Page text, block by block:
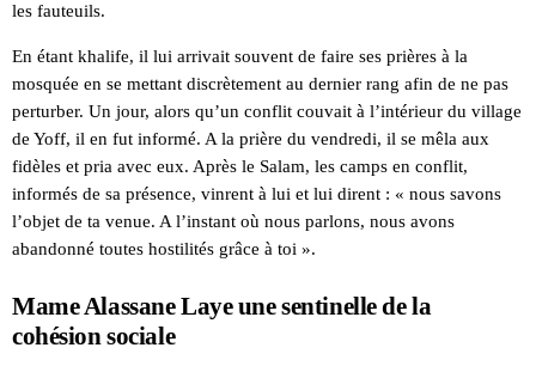
les fauteuils.
En étant khalife, il lui arrivait souvent de faire ses prières à la
mosquée en se mettant discrètement au dernier rang afin de ne pas
perturber. Un jour, alors qu’un conflit couvait à l’intérieur du village
de Yoff, il en fut informé. A la prière du vendredi, il se mêla aux
fidèles et pria avec eux. Après le Salam, les camps en conflit,
informés de sa présence, vinrent à lui et lui dirent : « nous savons
l’objet de ta venue. A l’instant où nous parlons, nous avons
abandonné toutes hostilités grâce à toi ».
Mame Alassane Laye une sentinelle de la
cohésion sociale